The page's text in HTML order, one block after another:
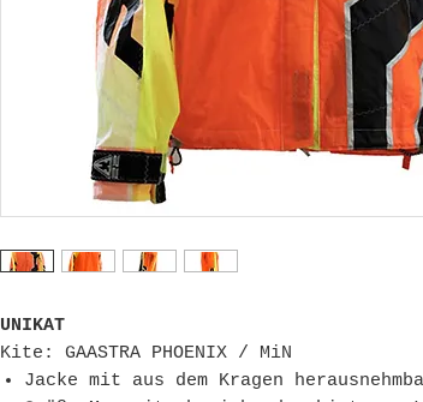
UNIKAT
Kite: GAASTRA PHOENIX / MiN
Jacke mit aus dem Kragen